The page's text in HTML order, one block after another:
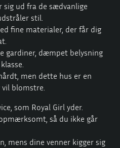
sig ud fra de sædvanlige
stil.
fine materialer, der får dig
gardiner, dæmpet belysning
men dette hus er en
vil blomstre.
som Royal Girl yder.
så du ikke går
mens dine venner kigger sig